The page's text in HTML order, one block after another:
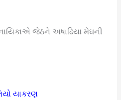
જેઠને અષાઢિયા મેઘની
યાકરણ